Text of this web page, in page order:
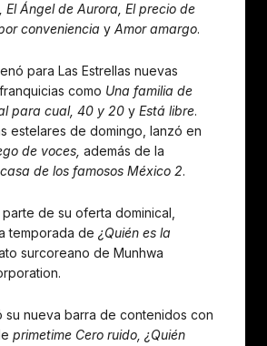
El Ángel de Aurora, El precio de
conveniencia y Amor amargo.
para Las Estrellas nuevas
como Una familia de
para cual, 40 y 20 y Está libre.
estelares de domingo, lanzó en
de voces, además de la
de los famosos México 2.
de su oferta dominical,
temporada de ¿Quién es la
surcoreano de Munhwa
su nueva barra de contenidos con
primetime Cero ruido, ¿Quién